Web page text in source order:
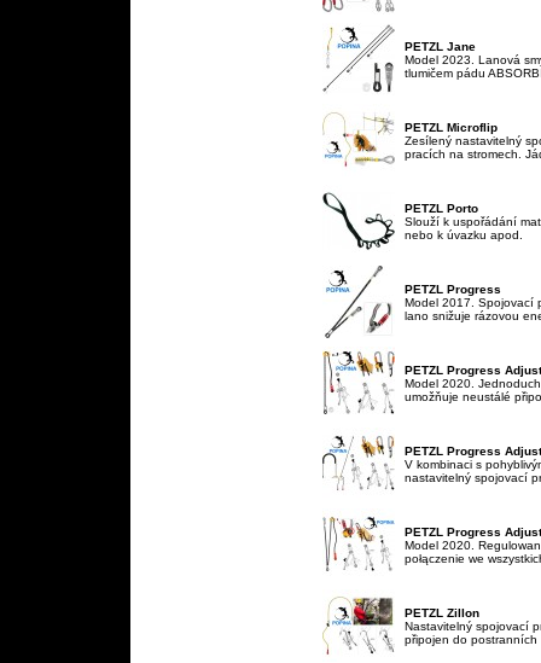
PETZL Jane
Model 2023. Lanová
tlumičem pádu
PETZL Microflip
Zesílený nastavitelný
pracích na stromech.
PETZL Porto
Slouží k uspořádání
nebo k úvazku apod.
PETZL Progress
Model 2017. Spojovací
lano snižuje rázovou
PETZL Progress
Model 2020.
umožňuje neustálé
PETZL Progress
V kombinaci s
nastavitelný spojovací
PETZL Progress
Model 2020.
połączenie we
PETZL Zillon
Nastavitelný spojovací
připojen do